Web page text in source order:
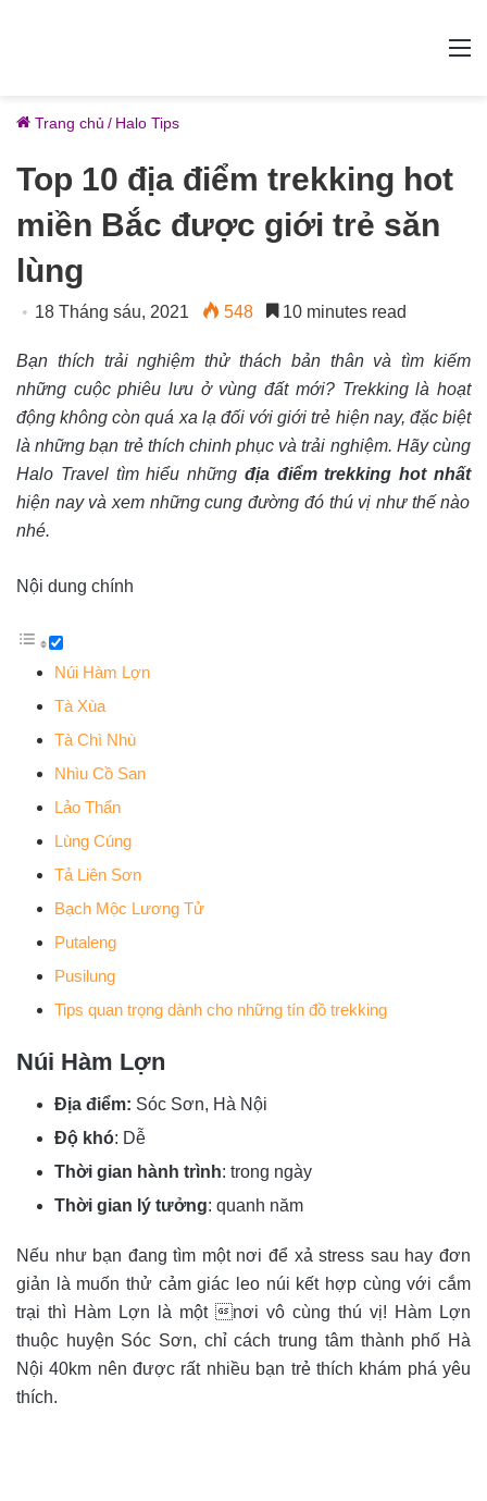
Trang chủ / Halo Tips
Top 10 địa điểm trekking hot
miền Bắc được giới trẻ săn
lùng
18 Tháng sáu, 2021 548 10 minutes read
Bạn thích trải nghiệm thử thách bản thân và tìm kiếm
những cuộc phiêu lưu ở vùng đất mới? Trekking là hoạt
động không còn quá xa lạ đối với giới trẻ hiện nay, đặc biệt
là những bạn trẻ thích chinh phục và trải nghiệm. Hãy cùng
Halo Travel tìm hiểu những địa điểm trekking hot nhất
hiện nay và xem những cung đường đó thú vị như thế nào
nhé.
Nội dung chính
Núi Hàm Lợn
Tà Xùa
Tà Chì Nhù
Nhìu Cồ San
Lảo Thẩn
Lùng Cúng
Tả Liên Sơn
Bạch Mộc Lương Tử
Putaleng
Pusilung
Tips quan trọng dành cho những tín đồ trekking
Núi Hàm Lợn
Địa điểm: Sóc Sơn, Hà Nội
Độ khó: Dễ
Thời gian hành trình: trong ngày
Thời gian lý tưởng: quanh năm
Nếu như bạn đang tìm một nơi để xả stress sau hay đơn
giản là muốn thử cảm giác leo núi kết hợp cùng với cắm
trại thì Hàm Lợn là một nơi vô cùng thú vị! Hàm Lợn
thuộc huyện Sóc Sơn, chỉ cách trung tâm thành phố Hà
Nội 40km nên được rất nhiều bạn trẻ thích khám phá yêu
thích.